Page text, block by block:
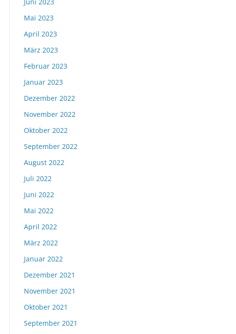
Mai 2023
April 2023
März 2023
Februar 2023
Januar 2023
Dezember 2022
November 2022
Oktober 2022
September 2022
August 2022
Juli 2022
Juni 2022
Mai 2022
April 2022
März 2022
Januar 2022
Dezember 2021
November 2021
Oktober 2021
September 2021